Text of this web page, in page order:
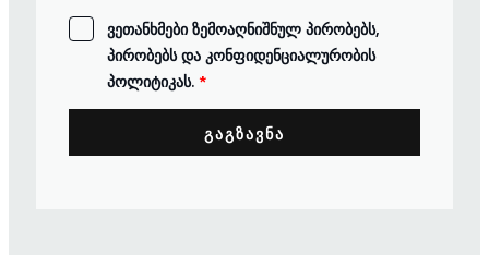
ვეთანხმები ზემოაღნიშნულ პირობებს,
პირობებს და კონფიდენციალურობის
პოლიტიკას. *